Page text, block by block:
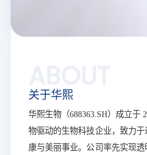
关于华熙
华熙生物（688363.SH）成立于
物驱动的生物科技企业，致力
康与美丽事业。公司率先实现